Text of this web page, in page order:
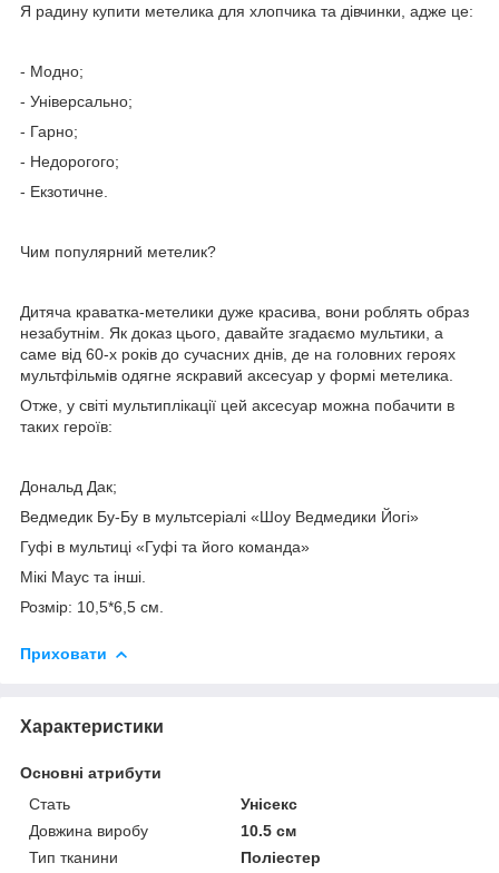
Я радину купити метелика для хлопчика та дівчинки, адже це:
- Модно;
- Універсально;
- Гарно;
- Недорогого;
- Екзотичне.
Чим популярний метелик?
Дитяча краватка-метелики дуже красива, вони роблять образ
незабутнім. Як доказ цього, давайте згадаємо мультики, а
саме від 60-х років до сучасних днів, де на головних героях
мультфільмів одягне яскравий аксесуар у формі метелика.
Отже, у світі мультиплікації цей аксесуар можна побачити в
таких героїв:
Дональд Дак;
Ведмедик Бу-Бу в мультсеріалі «Шоу Ведмедики Йогі»
Гуфі в мультиці «Гуфі та його команда»
Мікі Маус та інші.
Розмір: 10,5*6,5 см.
Приховати
Характеристики
Основні атрибути
Стать
Унісекс
Довжина виробу
10.5 см
Тип тканини
Поліестер